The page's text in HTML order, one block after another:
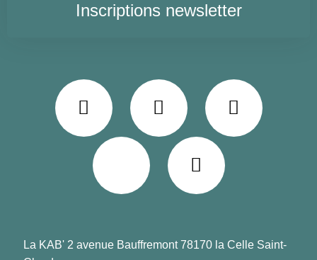
Inscriptions newsletter
La KAB' 2 avenue Bauffremont 78170 la Celle Saint-